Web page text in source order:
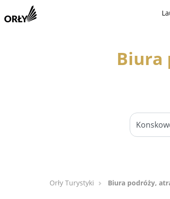
Biura
Orły Turystyki Biura podróży,